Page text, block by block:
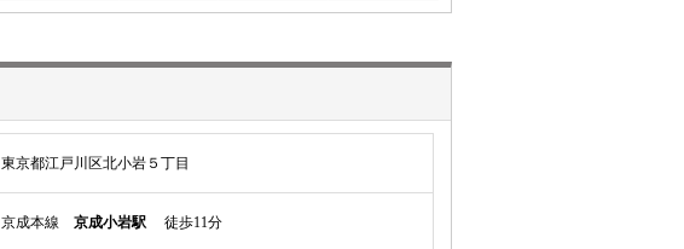
東京都江戸川区北小岩５丁目
京成本線 京成小岩駅 徒歩11分